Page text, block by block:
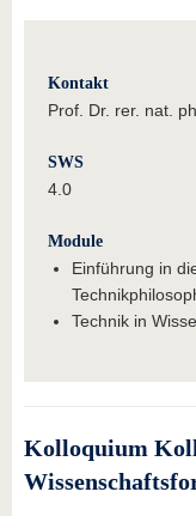
Kontakt
Prof. Dr. rer. nat.
SWS
4.0
Module
Einführung in
Technik in
Kolloquium